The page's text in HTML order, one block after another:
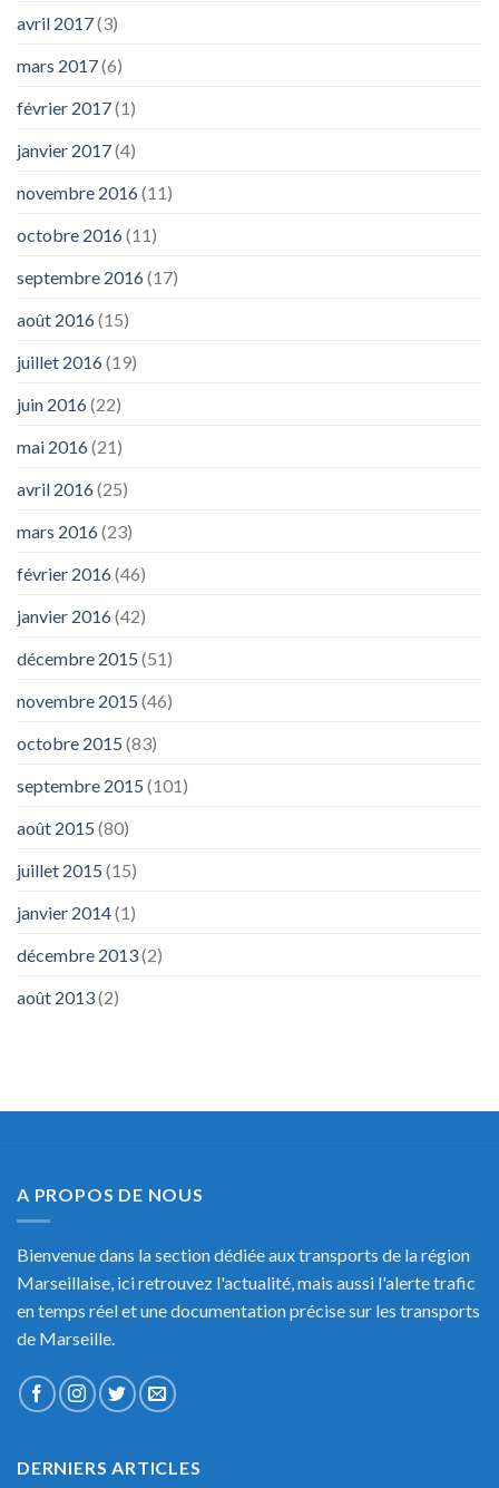
avril 2017(3)
mars 2017(6)
février 2017(1)
janvier 2017(4)
novembre 2016(11)
octobre 2016(11)
septembre 2016(17)
août 2016(15)
juillet 2016(19)
juin 2016(22)
mai 2016(21)
avril 2016(25)
mars 2016(23)
février 2016(46)
janvier 2016(42)
décembre 2015 (51)
novembre 2015 (46)
octobre 2015 (83)
septembre 2015 (101)
août 2015 (80)
juillet 2015 (15)
janvier 2014(1)
décembre 2013(2)
août 2013(2)
A PROPOS DE NOUS
Bienvenue dans la section dédiée aux transports de la région
Marseillaise, ici retrouvez l'actualité, mais aussi l'alerte trafic
en temps réel et une documentation précise sur les transports
de Marseille.
DERNIERS ARTICLES